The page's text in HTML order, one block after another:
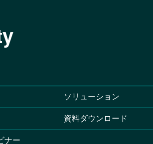
ソリューション
資料ダウンロード
ナー